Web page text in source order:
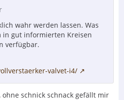
wahr werden lassen. Was
in gut informierten Kreisen
verfügbar.
valvet-i4/
schnick schnack gefällt mir